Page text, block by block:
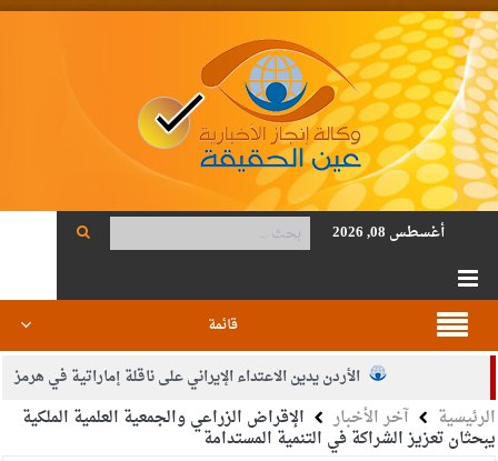
أغسطس 08, 2026
قائمة
الأردن يدين الاعتداء الإيراني على ناقلة إماراتية في هرمز
الصحة: 1257 شهيدا بغزة منذ وقف النار
الرئيسية آخر الأخبار الإقراض الزراعي والجمعية العلمية الملكية
يبحثان تعزيز الشراكة في التنمية المستدامة